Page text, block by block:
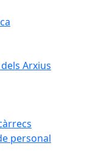
Arxius
personal